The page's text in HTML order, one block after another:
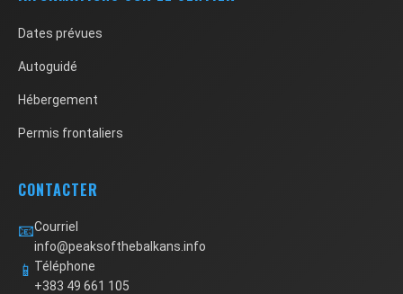
Dates prévues
Autoguidé
Hébergement
Permis frontaliers
CONTACTER
📧Courriel
info@peaksofthebalkans.info
📱 Téléphone
+383 49 661 105